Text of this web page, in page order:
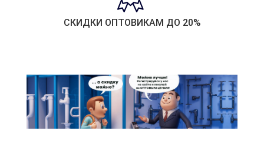
СКИДКИ ОПТОВИКАМ ДО 20%